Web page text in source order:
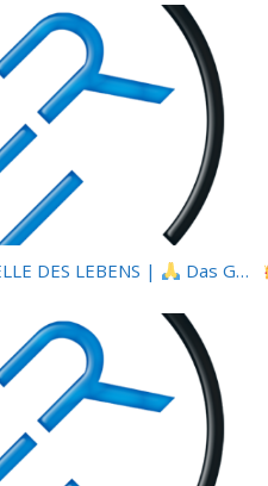
DES LEBENS | Das Gebet, das das Herz verändert |